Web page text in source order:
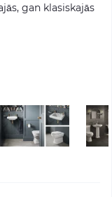
gan klasiskajās